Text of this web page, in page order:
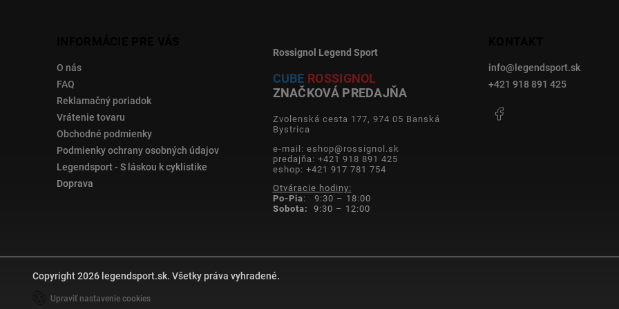
O nás
FAQ
Reklamačný poriadok
Vrátenie tovaru
Obchodné podmienky
Podmienky ochrany osobných údajov
Legendsport - S láskou k cyklistike
Doprava
Rossignol Legend Sport
CUBE ROSSIGNOL
ZNAČKOVÁ PREDAJŇA
Zvolenská cesta 177, 974 05 Banská
Bystrica
e-mail: eshop@rossignol.sk
predajňa: +421 918 891 425
eshop: +421 917 781 754
Otváracie hodiny:
Po-Pia: 9:30 – 18:00
Sobota: 9:30 – 12:00
info@ legendsport.sk
+421 918 891 425
Copyright 2026 legendsport.sk. Všetky práva vyhradené.
Upraviť nastavenie cookies